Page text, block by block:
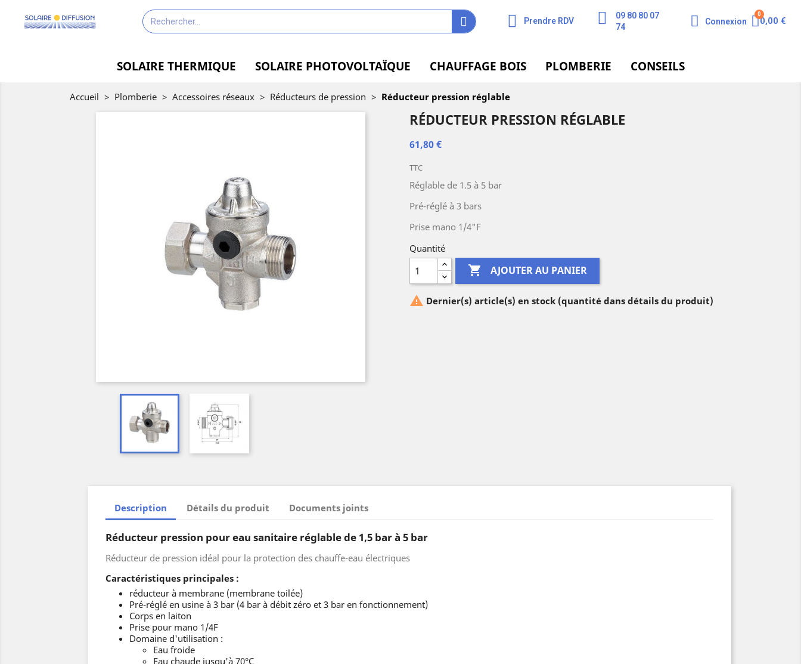
Prendre RDV
09 80 80 07
74
Connexion 0,00 €
SOLAIRE THERMIQUE SOLAIRE PHOTOVOLTAÏQUE CHAUFFAGE BOIS PLOMBERIE CONSEILS
Accueil > Plomberie > Accessoires réseaux > Réducteurs de pression > Réducteur pression réglable
RÉDUCTEUR PRESSION RÉGLABLE
61,80 €
TTC
Réglable de 1.5 à 5 bar
Pré-réglé à 3 bars
Prise mano 1/4"F
Quantité
 AJOUTER AU PANIER
 Dernier(s) article(s) en stock (quantité dans détails du produit)
Description Détails du produit Documents joints
Réducteur pression pour eau sanitaire réglable de 1,5 bar à 5 bar
Réducteur de pression idéal pour la protection des chauffe-eau électriques
Caractéristiques principales :
réducteur à membrane (membrane toilée)
Pré-réglé en usine à 3 bar (4 bar à débit zéro et 3 bar en fonctionnement)
Corps en laiton
Prise pour mano 1/4F
Domaine d'utilisation :
Eau froide
Eau chaude jusqu'à 70°C